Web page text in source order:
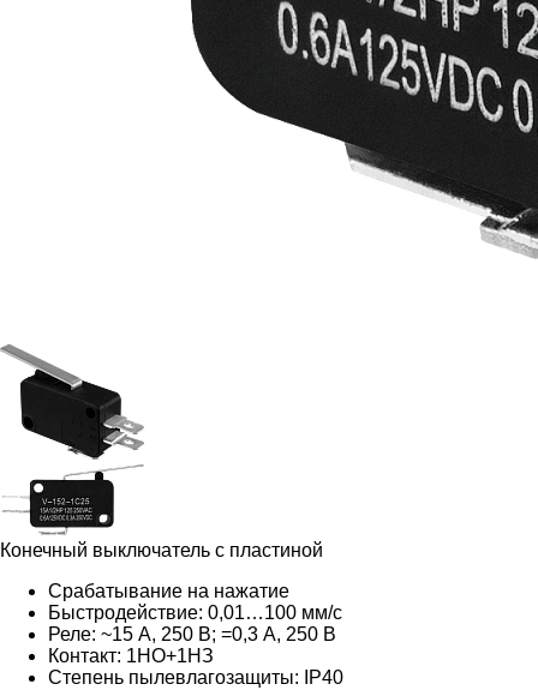
Конечный выключатель с пластиной
Срабатывание на нажатие
Быстродействие: 0,01…100 мм/с
Реле: ~15 А, 250 В; =0,3 A, 250 В
Контакт: 1НО+1НЗ
Степень пылевлагозащиты: IP40